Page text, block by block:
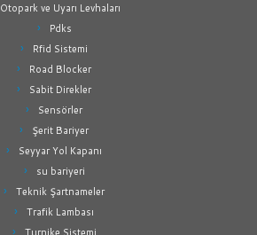
Otopark ve Uyarı Levhaları
Pdks
Rfid Sistemi
Road Blocker
Sabit Direkler
Sensörler
Şerit Bariyer
Seyyar Yol Kapanı
su bariyeri
Teknik Şartnameler
Trafik Lambası